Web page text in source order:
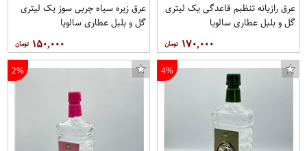
عرق رازیانه تنظبم قاعدگی یک لیتری
گل و بلبل عطاری سالویا
۱۷۰,۰۰۰
عرق زیره سیاه چربی سوز یک لیتری
گل و بلبل عطاری سالویا
۱۵۰,۰۰۰
4%
2%